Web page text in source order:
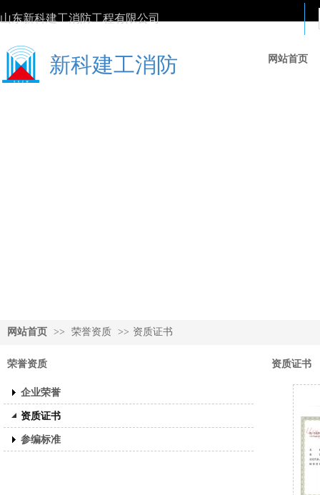
新科建工消防
山东新科建工消防工程有限公司
网站首页
网站首页 >> 荣誉资质 >> 资质证书
荣誉资质
企业荣誉
资质证书
参编标准
资质证书